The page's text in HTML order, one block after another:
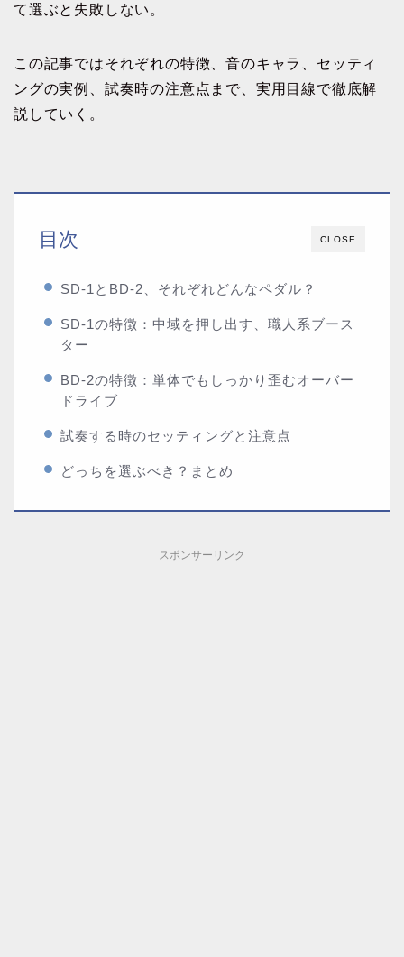
て選ぶと失敗しない。
この記事ではそれぞれの特徴、音のキャラ、セッティ
ングの実例、試奏時の注意点まで、実用目線で徹底解
説していく。
CLOSE
目次
SD-1とBD-2、それぞれどんなペダル？
SD-1の特徴：中域を押し出す、職人系ブース
ター
BD-2の特徴：単体でもしっかり歪むオーバー
ドライブ
試奏する時のセッティングと注意点
どっちを選ぶべき？まとめ
スポンサーリンク